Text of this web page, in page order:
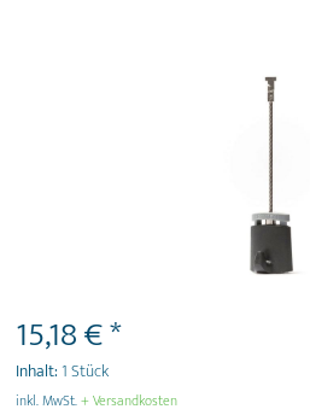
15,18 € *
Inhalt:1 Stück
inkl. MwSt.+ Versandkosten